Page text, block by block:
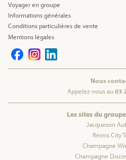
Voyager en groupe
Informations générales
Conditions particulières de vente
Mentions légales
Nous
Appelez-nous au 03
Les sites du
Jacqueson
Reims City
Champagne
Champagne